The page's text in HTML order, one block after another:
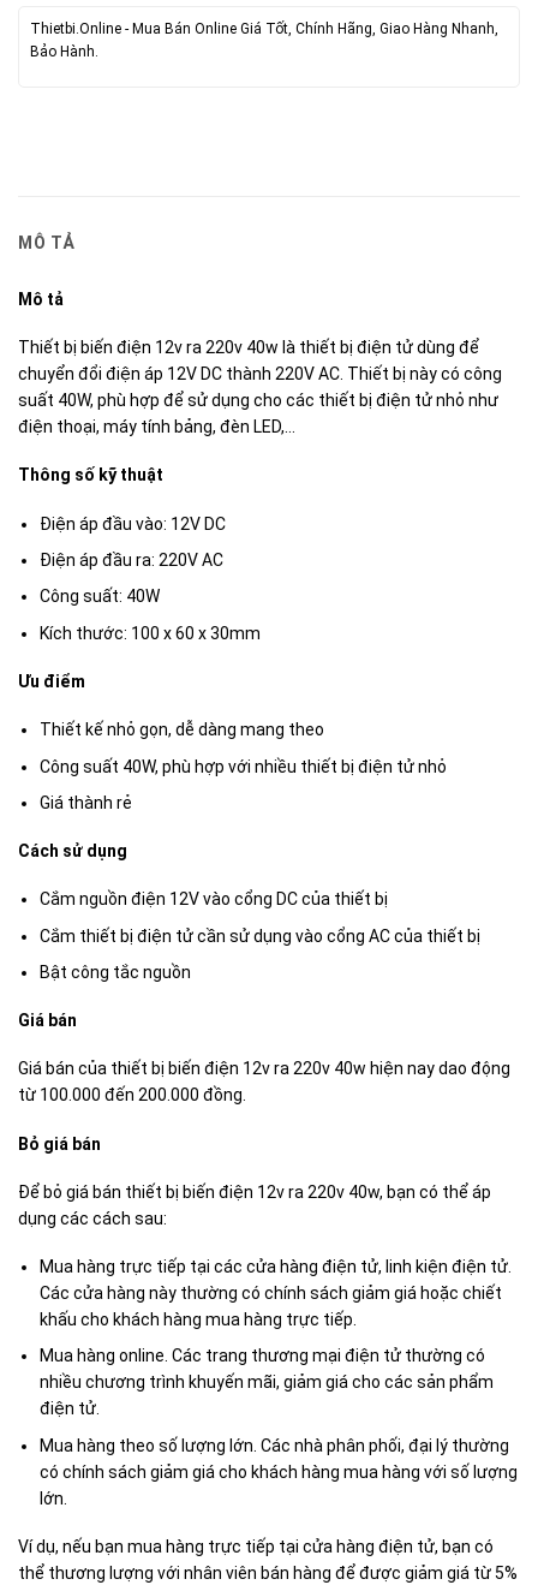
Thietbi.Online - Mua Bán Online Giá Tốt, Chính Hãng, Giao Hàng Nhanh,
Bảo Hành.
MÔ TẢ
Mô tả
Thiết bị biến điện 12v ra 220v 40w là thiết bị điện tử dùng để
chuyển đổi điện áp 12V DC thành 220V AC. Thiết bị này có công
suất 40W, phù hợp để sử dụng cho các thiết bị điện tử nhỏ như
điện thoại, máy tính bảng, đèn LED,…
Thông số kỹ thuật
Điện áp đầu vào: 12V DC
Điện áp đầu ra: 220V AC
Công suất: 40W
Kích thước: 100 x 60 x 30mm
Ưu điểm
Thiết kế nhỏ gọn, dễ dàng mang theo
Công suất 40W, phù hợp với nhiều thiết bị điện tử nhỏ
Giá thành rẻ
Cách sử dụng
Cắm nguồn điện 12V vào cổng DC của thiết bị
Cắm thiết bị điện tử cần sử dụng vào cổng AC của thiết bị
Bật công tắc nguồn
Giá bán
Giá bán của thiết bị biến điện 12v ra 220v 40w hiện nay dao động
từ 100.000 đến 200.000 đồng.
Bỏ giá bán
Để bỏ giá bán thiết bị biến điện 12v ra 220v 40w, bạn có thể áp
dụng các cách sau:
Mua hàng trực tiếp tại các cửa hàng điện tử, linh kiện điện tử.
Các cửa hàng này thường có chính sách giảm giá hoặc chiết
khấu cho khách hàng mua hàng trực tiếp.
Mua hàng online. Các trang thương mại điện tử thường có
nhiều chương trình khuyến mãi, giảm giá cho các sản phẩm
điện tử.
Mua hàng theo số lượng lớn. Các nhà phân phối, đại lý thường
có chính sách giảm giá cho khách hàng mua hàng với số lượng
lớn.
Ví dụ, nếu bạn mua hàng trực tiếp tại cửa hàng điện tử, bạn có
thể thương lượng với nhân viên bán hàng để được giảm giá từ 5%